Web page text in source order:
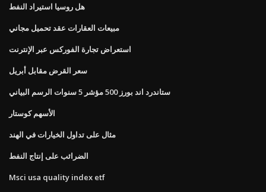
هل روسيا استيراد النفط
مبيعات العقارات عقد تحميل مجاني
استعراض تجارة الفوركس عبر الإنترنت
سعر القرض مقابل أبريل
ستاندرد اند بورز 500 مؤشر 5 سنوات الرسم البياني
الأسهم كوستار
مثال على تداول الخيارات في الهند
الضرائب على إنتاج النفط
Msci usa quality index etf